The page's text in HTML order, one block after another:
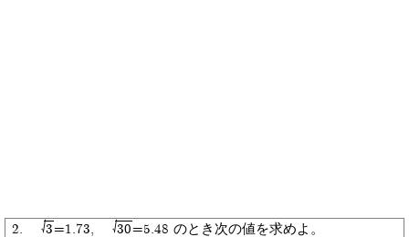
2. 3 =1.73, 30 =5.48 のとき次の値を求めよ。